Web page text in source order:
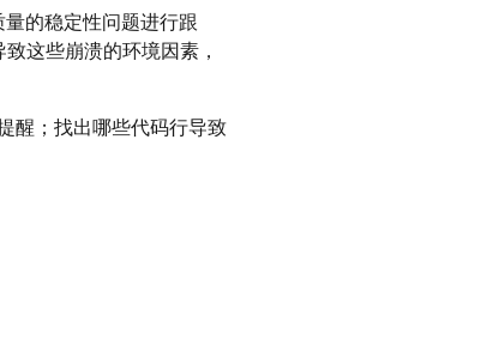
的稳定性问题进行跟
这些崩溃的环境因素，
醒；找出哪些代码行导致